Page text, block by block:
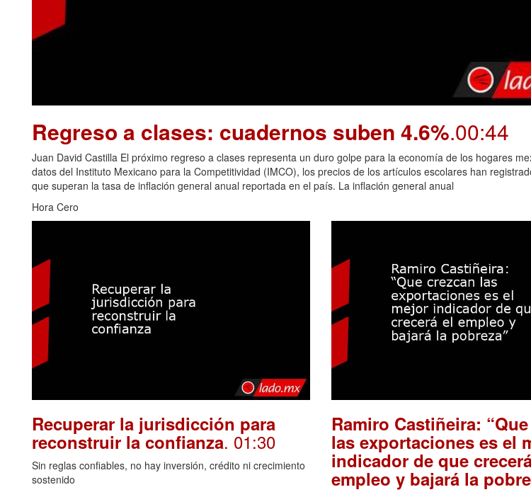
Regreso a clases: cuadernos suben 4.6%.00:44
Juan David Castilla El próximo regreso a clases representa un duro golpe para la economía de los hogares
datos del Instituto Mexicano para la Competitividad (IMCO), los precios de los artículos escolares han
que superan la tasa de inflación general anual reportada en el país. La inflación general anual
Hora Cero
Recuperar la jurisdicción para
reconstruir la confianza. 01:30
Sin reglas confiables, no hay inversión, crédito ni crecimiento
sostenido
Ramiro Castiñeira:
las exportaciones es el
indicador de que
empleo y bajará la